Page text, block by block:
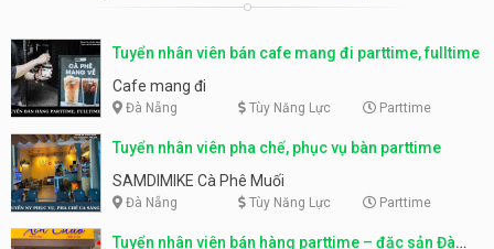
Tuyển nhân viên bán cafe mang đi parttime, fulltime
Cafe mang đi
Đà Nẵng Tùy Năng Lực Parttime
Tuyển nhân viên pha chế, phục vụ bàn parttime
SAMDIMIKE Cà Phê Muối
Đà Nẵng Tùy Năng Lực Parttime
Tuyển nhân viên bán hàng parttime – đặc sản Đà